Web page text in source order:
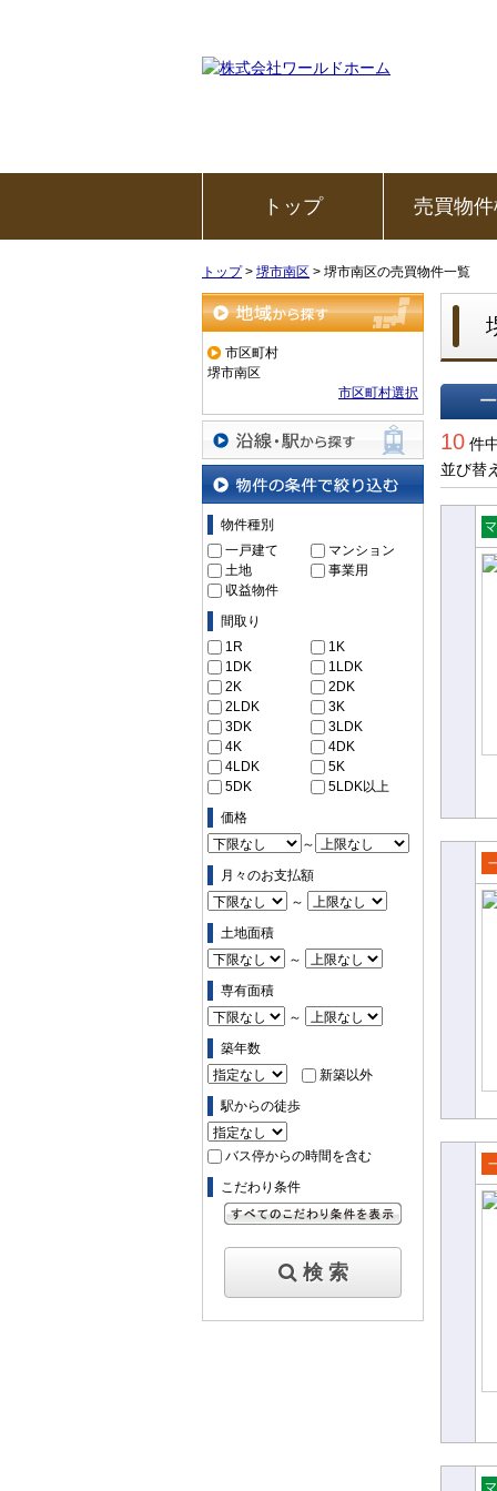
トップ 売買物
トップ> 堺市南区 > 堺市南区の売買物件一覧
地域から探す
市区町村
堺市南区
市区町村選択
沿線・駅から探す
物件の条件で絞り込む
物件種別
一戸建て
マンション
土地
事業用
収益物件
間取り
1R
1K
1DK
1LDK
2K
2DK
2LDK
3K
3DK
3LDK
4K
4DK
4LDK
5K
5DK
5LDK以上
価格
～
月々のお支払額
～
土地面積
～
専有面積
～
築年数
新築以外
駅からの徒歩
バス停からの時間を含む
こだわり条件
検 索
10 件
並び替
て
て